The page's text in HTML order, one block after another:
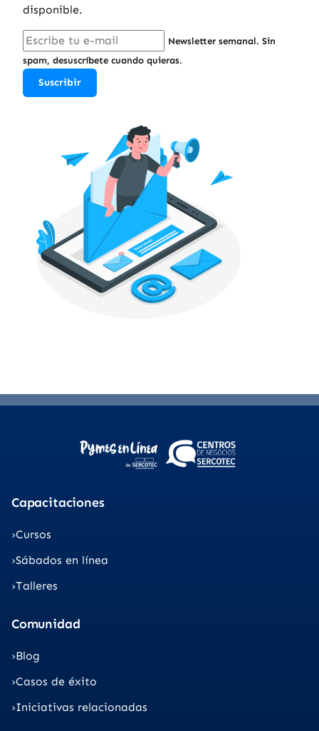
disponible.
Newsletter semanal. Sin
spam, desuscríbete cuando quieras.
Suscribir
Capacitaciones
Cursos
Sábados en línea
Talleres
Comunidad
Blog
Casos de éxito
Iniciativas relacionadas